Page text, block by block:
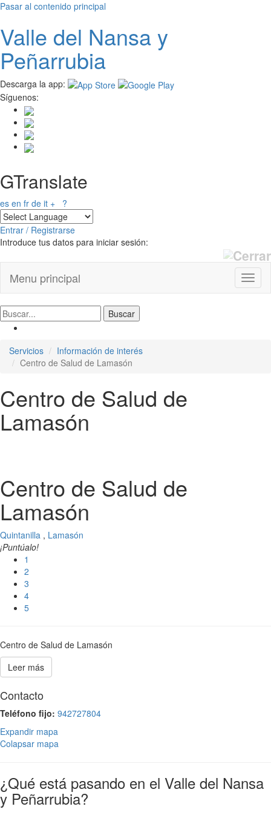
Pasar al contenido principal
Valle del Nansay
Peñarrubia
Descarga la app:
Síguenos:
GTranslate
es en fr de it + ?
Entrar / Registrarse
Introduce tus datos para iniciar sesión:
Menu principal
Servicios
Información de interés
Centro de Salud de Lamasón
Centro de Salud de
Lamasón
Centro de Salud de
Lamasón
Quintanilla , Lamasón
¡Puntúalo!
1
2
3
4
5
Centro de Salud de Lamasón
Leer más
Contacto
Teléfono fijo: 942727804
Expandir mapa
Colapsar mapa
¿Qué está pasando en el Valle del Nansa
y Peñarrubia?